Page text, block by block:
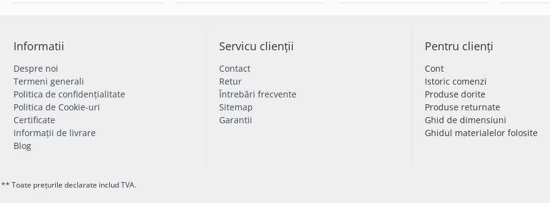
Informatii
Despre noi
Termeni generali
Politica de confidențialitate
Politica de Cookie-uri
Certificate
Informații de livrare
Blog
Servicu clienții
Contact
Retur
Întrebări frecvente
Sitemap
Garantii
Pentru clienți
Cont
Istoric comenzi
Produse dorite
Produse returnate
Ghid de dimensiuni
Ghidul materialelor folosite
** Toate prețurile declarate includ TVA.